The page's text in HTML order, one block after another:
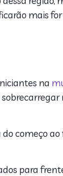
mais
na
começo
para